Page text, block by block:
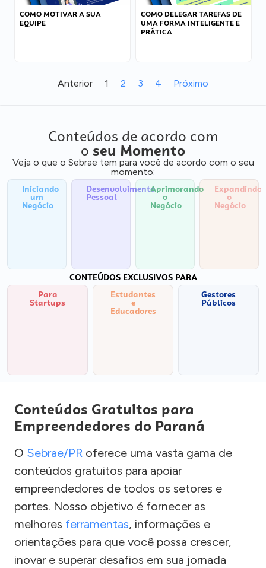
COMO MOTIVAR A SUA
EQUIPE
COMO DELEGAR TAREFAS DE
UMA FORMA INTELIGENTE E
PRÁTICA
Anterior 1 2 3 4 Próximo
Conteúdos de acordo com
o seu Momento
Veja o que o Sebrae tem para você de acordo com o seu
momento:
Iniciando
um
Negócio
Desenvolvimento
Pessoal
Aprimorando
o
Negócio
Expandindo
o
Negócio
CONTEÚDOS EXCLUSIVOS PARA
Para
Startups
Estudantes
e
Educadores
Gestores
Públicos
Conteúdos Gratuitos para
Empreendedores do Paraná
O Sebrae/PR oferece uma vasta gama de
conteúdos gratuitos para apoiar
empreendedores de todos os setores e
portes. Nosso objetivo é fornecer as
melhores ferramentas, informações e
orientações para que você possa crescer,
inovar e superar desafios em sua jornada